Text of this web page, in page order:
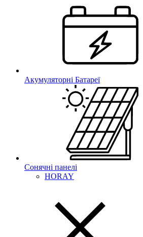
Акумуляторні Батареї
Сонячні панелі
HORAY